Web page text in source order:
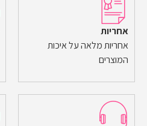
אחריות
אחריות מלאה על איכות
המוצרים